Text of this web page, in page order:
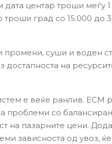
центар троши меѓу
троши град со 15.000 до
промени, суши и воден
достапноста на
е веќе ранлив. ЕСМ
проблеми со
на пазарните цени.
зависноста од увоз,